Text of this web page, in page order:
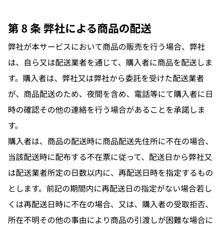
第 8 条 弊社による商品の配送
弊社が本サービスにおいて商品の販売を行う場合、弊社
は、自ら又は配送業者を通じて、購入者に商品を配送しま
す。購入者は、弊社又は弊社から委託を受けた配送業者
が、商品配送のため、夜間を含め、電話等にて購入者に日
時の確認その他の連絡を行う場合があることを承諾しま
す。
購入者は、商品の配送時に商品配送先住所に不在の場合、
当該配送時に配布する不在票に従って、配送日から弊社又
は配送業者所定の日数以内に、再配送日時を指定するもの
とします。前記の期間内に再配送日の指定がない場合若し
くは再配送日時に不在の場合、又は、購入者の受取拒否、
所在不明その他の事由により商品の引渡しが困難な場合に